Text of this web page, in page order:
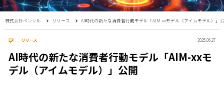
株式会社ペンシル リリース AI時代の新たな消費者行動モデル「AIM-xxモデル（アイムモデル）」
リリース 2025.06.27
AI時代の新たな消費者行動モデル「AIM-xxモ
デル（アイムモデル）」公開